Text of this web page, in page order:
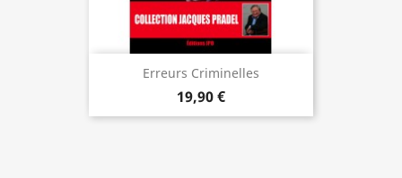
Erreurs Criminelles
19,90 €